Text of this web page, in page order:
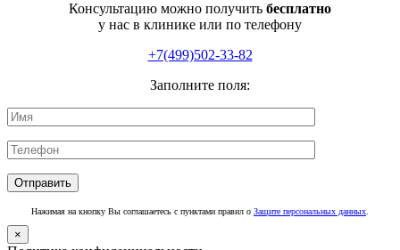
Консультацию можно получить бесплатно
у нас в клинике или по телефону
+7(499)502-33-82
Заполните поля:
Нажимая на кнопку Вы соглашаетесь с пунктами правил о Защите персональных данных
×